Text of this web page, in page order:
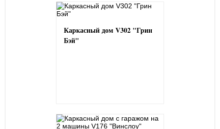
Каркасный дом V302 "Грин
Бэй"